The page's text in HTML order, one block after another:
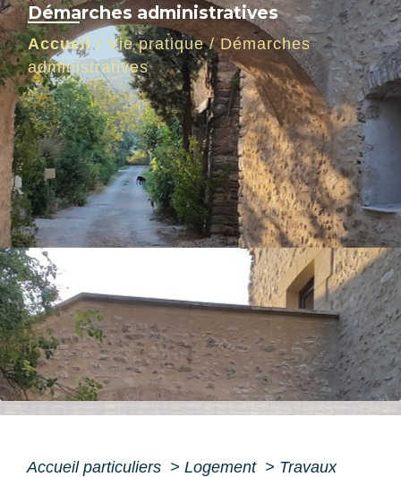
Démarches administratives
Accueil/ Vie pratique/Démarches
administratives
Accueil particuliers > Logement > Travaux